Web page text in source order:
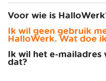
Voor wie is
Ik wil geen gebruik
HalloWerk. Wat doe
Ik wil het e-mailadres
dat?